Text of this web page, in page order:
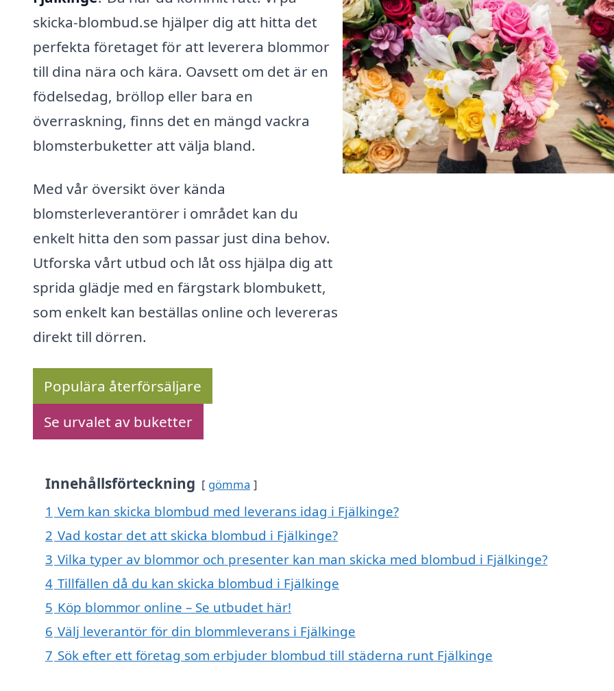
skicka-blombud.se hjälper dig att hitta det
perfekta företaget för att leverera blommor
till dina nära och kära. Oavsett om det är en
födelsedag, bröllop eller bara en
överraskning, finns det en mängd vackra
blomsterbuketter att välja bland.
Med vår översikt över kända
blomsterleverantörer i området kan du
enkelt hitta den som passar just dina behov.
Utforska vårt utbud och låt oss hjälpa dig att
sprida glädje med en färgstark blombukett,
som enkelt kan beställas online och levereras
direkt till dörren.
Populära återförsäljare
Se urvalet av buketter
Innehållsförteckning gömma
1 Vem kan skicka blombud med leverans idag i Fjälkinge?
2 Vad kostar det att skicka blombud i Fjälkinge?
3 Vilka typer av blommor och presenter kan man skicka med blombud i Fjälkinge?
4 Tillfällen då du kan skicka blombud i Fjälkinge
5 Köp blommor online – Se utbudet här!
6 Välj leverantör för din blommleverans i Fjälkinge
7 Sök efter ett företag som erbjuder blombud till städerna runt Fjälkinge